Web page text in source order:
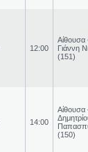
12:00
Γιάννη
(151)
14:00
(150)